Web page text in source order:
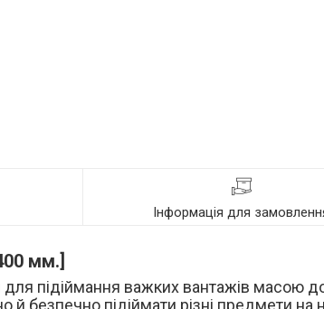
Інформація для
мм.]
підіймання важких вантажів масою
й безпечно підіймати різні предмети на